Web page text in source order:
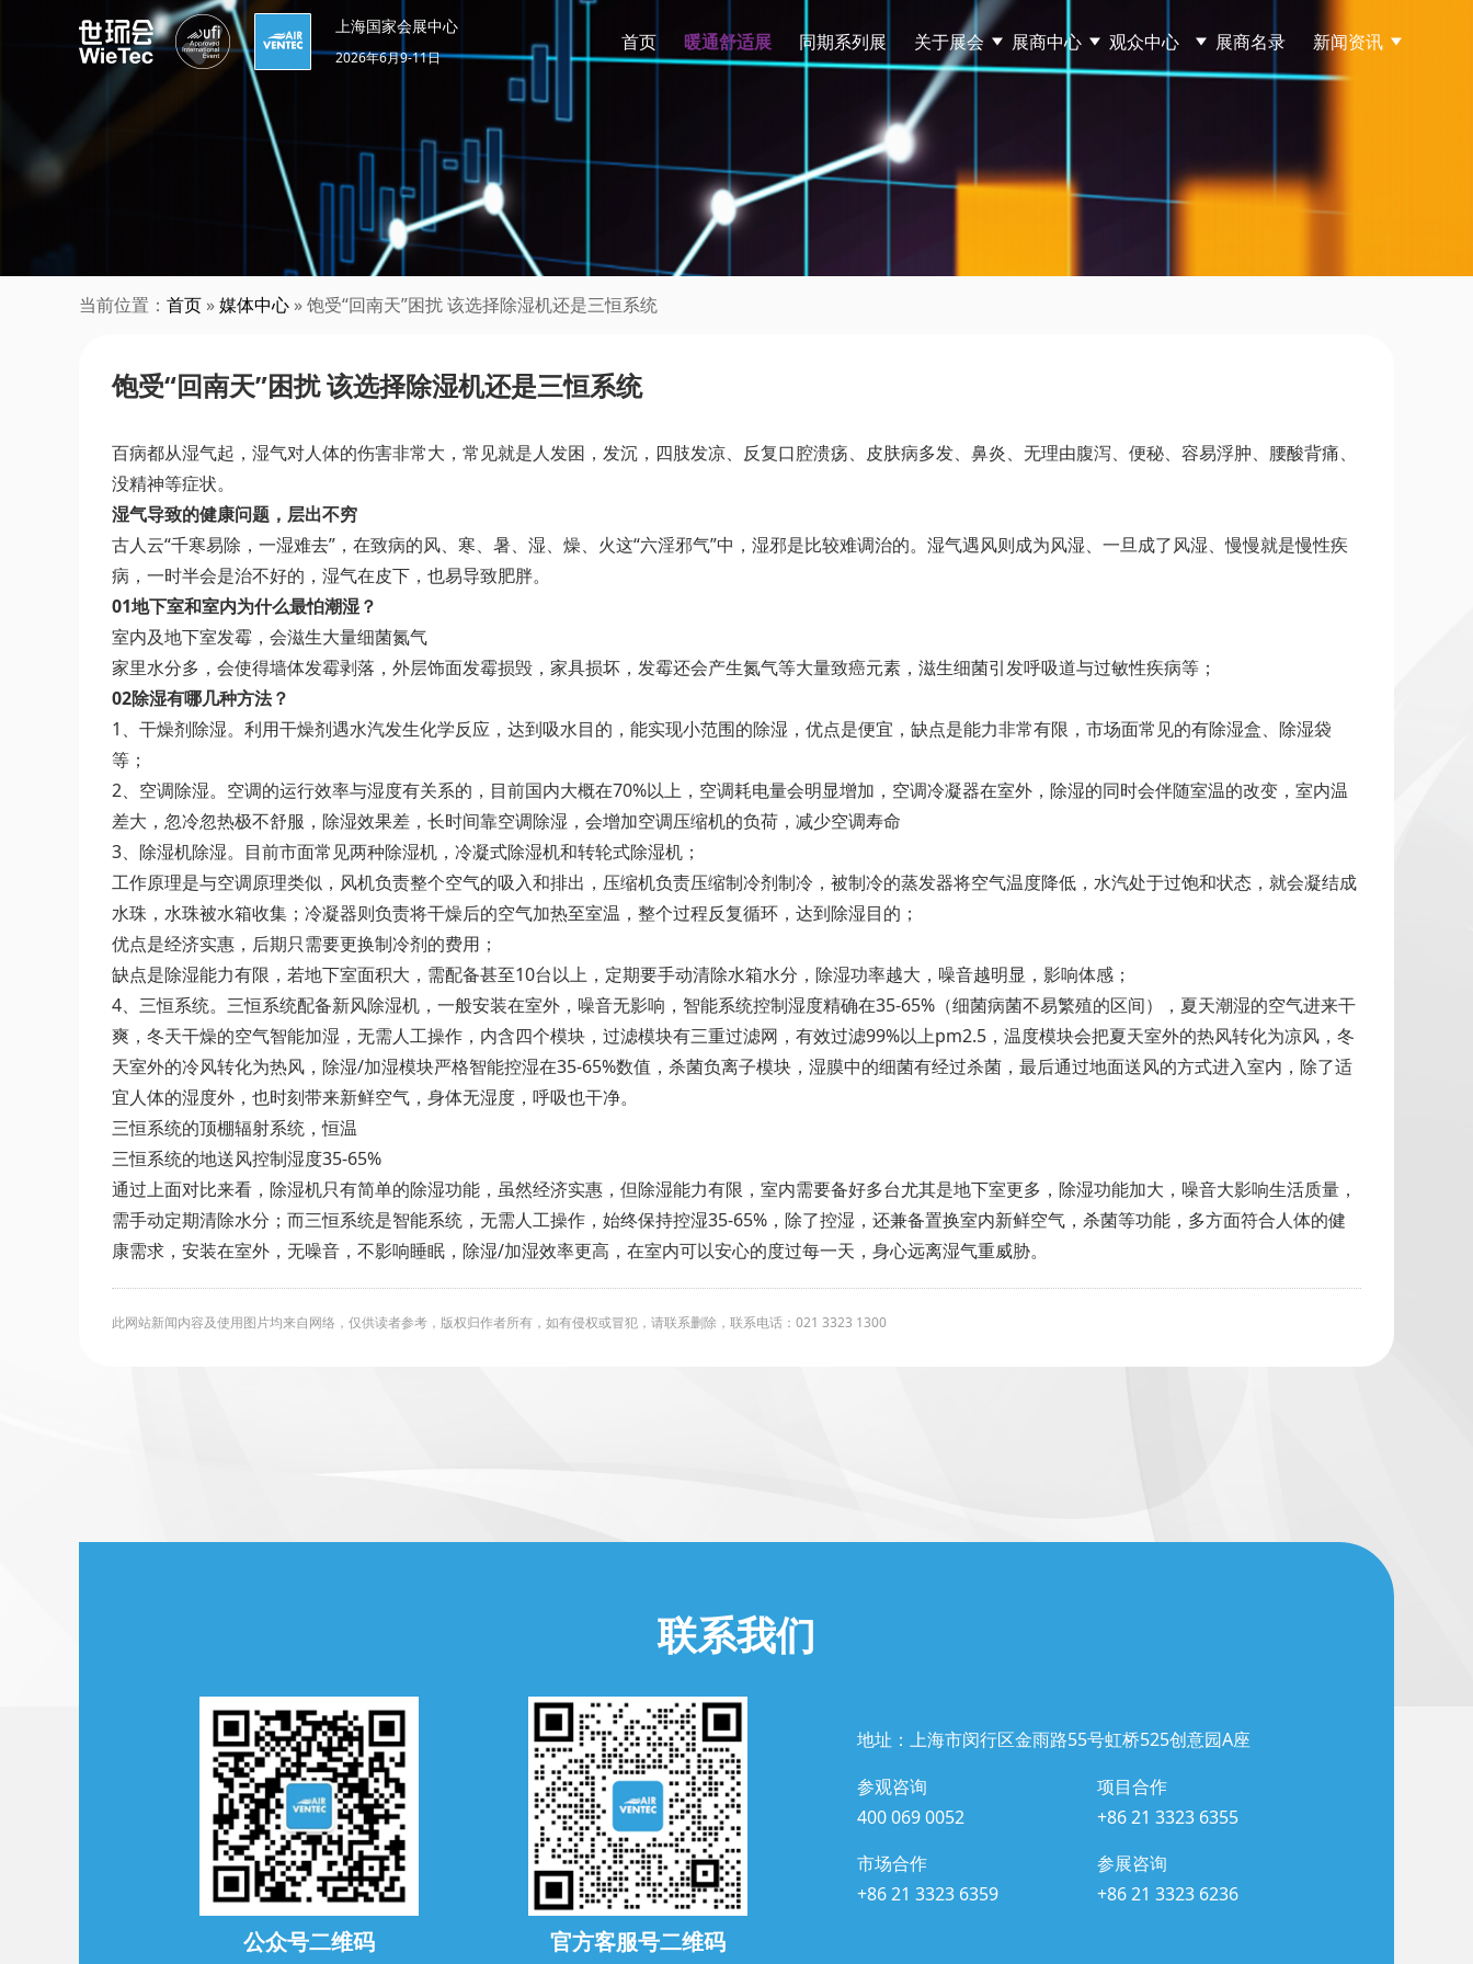
上海国家会展中心
2026年6月9-11日
首页 暖通舒适展 同期系列展 关于展会 展商中心 观众中心 展商名录 新闻资讯
当前位置： 首页 »媒体中心 » 饱受“回南天”困扰 该选择除湿机还是三恒系统
饱受“回南天”困扰 该选择除湿机还是三恒系统
百病都从湿气起，湿气对人体的伤害非常大，常见就是人发困，发沉，四肢发凉、反复口腔溃疡、皮肤病多发、鼻炎、无理由腹泻、便秘、容易浮肿、腰酸背痛、
没精神等症状。
湿气导致的健康问题，层出不穷
古人云“千寒易除，一湿难去”，在致病的风、寒、暑、湿、燥、火这“六淫邪气”中，湿邪是比较难调治的。湿气遇风则成为风湿、一旦成了风湿、慢慢就是慢性疾
病，一时半会是治不好的，湿气在皮下，也易导致肥胖。
01地下室和室内为什么最怕潮湿？
室内及地下室发霉，会滋生大量细菌氮气
家里水分多，会使得墙体发霉剥落，外层饰面发霉损毁，家具损坏，发霉还会产生氮气等大量致癌元素，滋生细菌引发呼吸道与过敏性疾病等；
02除湿有哪几种方法？
1、干燥剂除湿。利用干燥剂遇水汽发生化学反应，达到吸水目的，能实现小范围的除湿，优点是便宜，缺点是能力非常有限，市场面常见的有除湿盒、除湿袋
等；
2、空调除湿。空调的运行效率与湿度有关系的，目前国内大概在70%以上，空调耗电量会明显增加，空调冷凝器在室外，除湿的同时会伴随室温的改变，室内温
差大，忽冷忽热极不舒服，除湿效果差，长时间靠空调除湿，会增加空调压缩机的负荷，减少空调寿命
3、除湿机除湿。目前市面常见两种除湿机，冷凝式除湿机和转轮式除湿机；
工作原理是与空调原理类似，风机负责整个空气的吸入和排出，压缩机负责压缩制冷剂制冷，被制冷的蒸发器将空气温度降低，水汽处于过饱和状态，就会凝结成
水珠，水珠被水箱收集；冷凝器则负责将干燥后的空气加热至室温，整个过程反复循环，达到除湿目的；
优点是经济实惠，后期只需要更换制冷剂的费用；
缺点是除湿能力有限，若地下室面积大，需配备甚至10台以上，定期要手动清除水箱水分，除湿功率越大，噪音越明显，影响体感；
4、三恒系统。三恒系统配备新风除湿机，一般安装在室外，噪音无影响，智能系统控制湿度精确在35-65%（细菌病菌不易繁殖的区间），夏天潮湿的空气进来干
爽，冬天干燥的空气智能加湿，无需人工操作，内含四个模块，过滤模块有三重过滤网，有效过滤99%以上pm2.5，温度模块会把夏天室外的热风转化为凉风，冬
天室外的冷风转化为热风，除湿/加湿模块严格智能控湿在35-65%数值，杀菌负离子模块，湿膜中的细菌有经过杀菌，最后通过地面送风的方式进入室内，除了适
宜人体的湿度外，也时刻带来新鲜空气，身体无湿度，呼吸也干净。
三恒系统的顶棚辐射系统，恒温
三恒系统的地送风控制湿度35-65%
通过上面对比来看，除湿机只有简单的除湿功能，虽然经济实惠，但除湿能力有限，室内需要备好多台尤其是地下室更多，除湿功能加大，噪音大影响生活质量，
需手动定期清除水分；而三恒系统是智能系统，无需人工操作，始终保持控湿35-65%，除了控湿，还兼备置换室内新鲜空气，杀菌等功能，多方面符合人体的健
康需求，安装在室外，无噪音，不影响睡眠，除湿/加湿效率更高，在室内可以安心的度过每一天，身心远离湿气重威胁。
此网站新闻内容及使用图片均来自网络，仅供读者参考，版权归作者所有，如有侵权或冒犯，请联系删除，联系电话：021 3323 1300
联系我们
公众号二维码 官方客服号二维码
地址：上海市闵行区金雨路55号虹桥525创意园A座
参观咨询
400 069 0052
项目合作
+86 21 3323 6355
市场合作
+86 21 3323 6359
参展咨询
+86 21 3323 6236